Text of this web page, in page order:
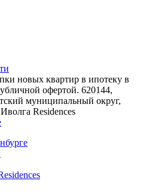
новых квартир в ипотеку в
офертой. 620144,
муниципальный округ,
Residences